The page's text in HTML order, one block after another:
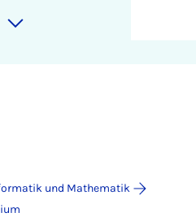
und Mathematik